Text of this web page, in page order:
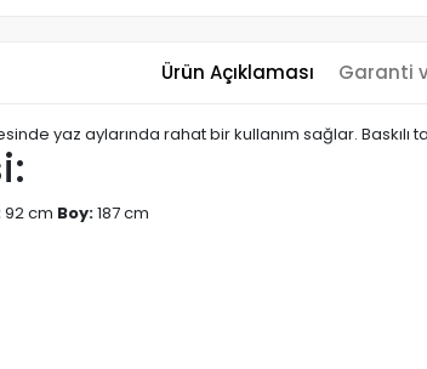
Ürün Açıklaması Garanti
yaz aylarında rahat bir kullanım sağlar.
92 cm Boy:187 cm